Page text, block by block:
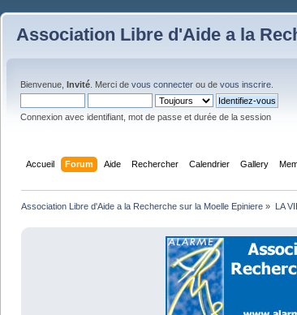
Association Libre d'Aide a la
Bienvenue, Invité . Merci de vous connecter ou de vous inscrire
Connexion avec identifiant, mot de passe et durée de la session
Accueil Forum Aide Rechercher Calendrier Gallery
Association Libre d'Aide a la Recherche sur la Moelle Epiniere » LA